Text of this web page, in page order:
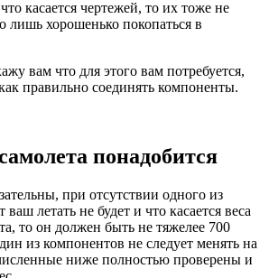
касается чертежей, то их тоже не
хорошенько покопаться в
вам что для этого вам потребуется,
правильно соединять компоненты.
понадобится
при отсутствии одного из
летать не будет и что касается веса
то он должен быть не тяжелее 700
из компонентов не следует менять на
ниже полностью проверены и